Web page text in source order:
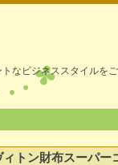
なビジネススタイルを
ィトン財布スーパー